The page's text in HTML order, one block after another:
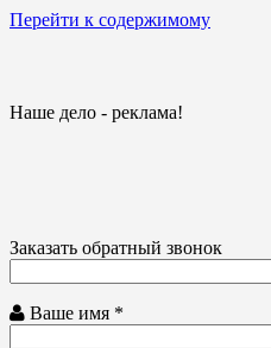
Перейти к содержимому
Наше дело - реклама!
Заказать обратный звонок
Ваше имя *